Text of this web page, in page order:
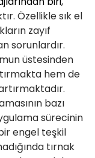
Özellikle sık el
zayıf
sorunlardır.
üstesinden
hem de
bazı
sürecinin
engel teşkil
tırnak